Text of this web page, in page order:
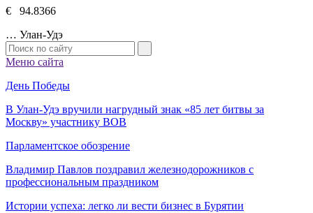
€ 94.8366
… Улан-Удэ
Меню сайта
День Победы
В Улан-Удэ вручили нагрудный знак «85 лет битвы за
Москву» участнику ВОВ
Парламентское обозрение
Владимир Павлов поздравил железнодорожников с
профессиональным праздником
Истории успеха: легко ли вести бизнес в Бурятии